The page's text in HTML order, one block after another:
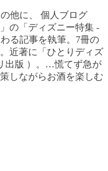
他に、 個人ブログ
の「ディズニー特集 -
る記事を執筆。7冊の
近著に「ひとりディズ
出版 ）。…慌てず急が
しながらお酒を楽しむ